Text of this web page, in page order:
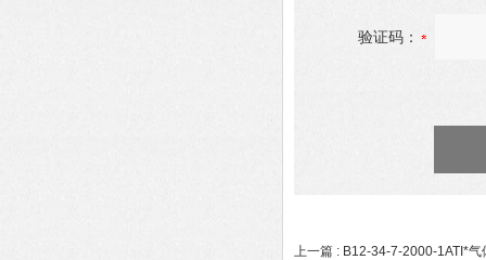
验证码：
上一篇 : B12-34-7-2000-1ATI*气